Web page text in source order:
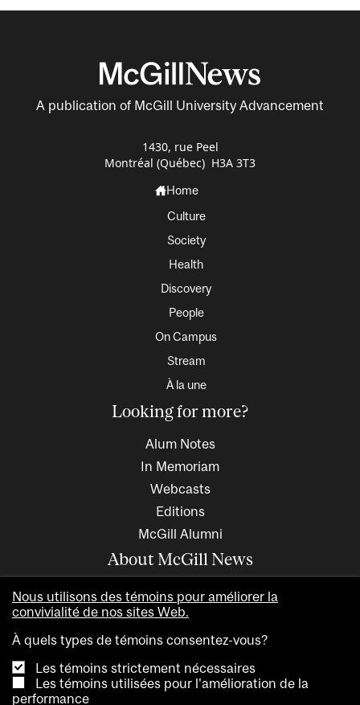
A publication of McGill University Advancement
1430, rue Peel
Montréal (Québec) H3A 3T3
Home
Culture
Society
Health
Discovery
People
On Campus
Stream
À la une
Looking for more?
Alum Notes
In Memoriam
Webcasts
Editions
McGill Alumni
About McGill News
Nous utilisons des témoins pour améliorer la
convivialité de nos sites Web.
À quels types de témoins consentez-vous?
Les témoins strictement nécessaires
Les témoins utilisées pour l'amélioration de la
performance